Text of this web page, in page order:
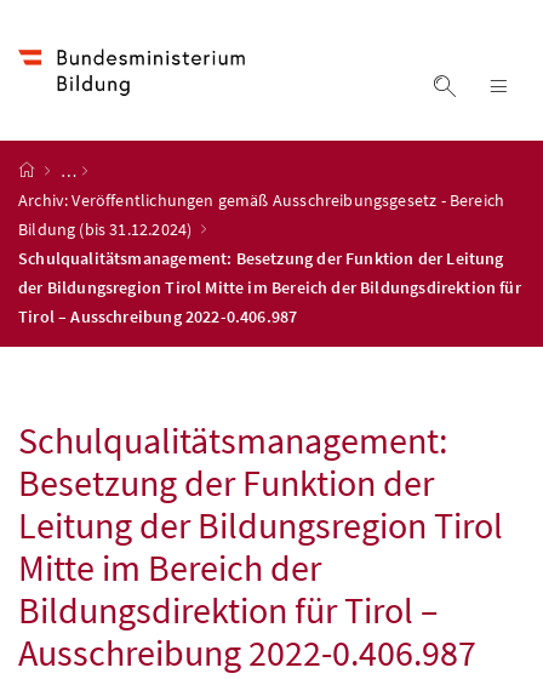
Suche
Startseite
…
Archiv: Veröffentlichungen gemäß Ausschreibungsgesetz - Bereich
Bildung (bis 31.12.2024)
Schulqualitätsmanagement: Besetzung der Funktion der Leitung
der Bildungsregion Tirol Mitte im Bereich der Bildungsdirektion für
Tirol – Ausschreibung 2022-0.406.987
Schulqualitätsmanagement:
Besetzung der Funktion der
Leitung der Bildungsregion Tirol
Mitte im Bereich der
Bildungsdirektion für Tirol –
Ausschreibung 2022-0.406.987